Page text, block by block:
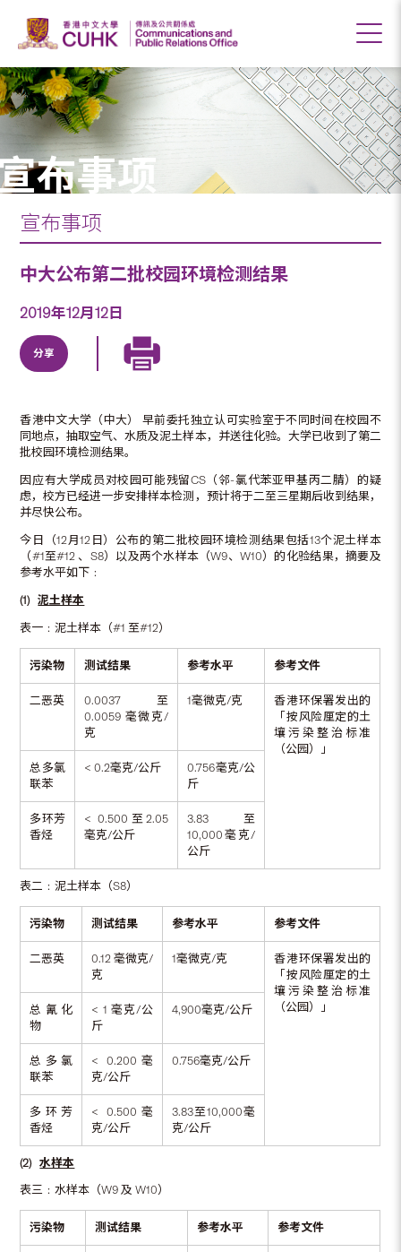
布事项
宣布事项
中大公布第二批校园环境检测结果
2019年12月12日
分享
香港中文大学（中大） 早前委托独立认可实验室于不同时间在校园不
同地点，抽取空气、水质及泥土样本，并送往化验。大学已收到了第二
批校园环境检测结果。
因应有大学成员对校园可能残留CS（邻-氯代苯亚甲基丙二腈）的疑
虑，校方已经进一步安排样本检测，预计将于二至三星期后收到结果，
并尽快公布。
今日（12月12日）公布的第二批校园环境检测结果包括13个泥土样本
（#1至#12 、S8）以及两个水样本（W9、W10）的化验结果，摘要及
参考水平如下﹕
(1)泥土样本
表一﹕泥土样本（#1 至#12）
污染物 测试结果 参考水平 参考文件
二恶英
0.0037至
0.0059 毫微克/
克
1毫微克/克
香港环保署发出的
「按风险厘定的土
壤污染整治标准
（公园）」
总多氯
联苯
< 0.2毫克/公斤
0.756毫克/公
斤
多环芳
香烃
< 0.500至2.05
毫克/公斤
3.83至
10,000毫克/
公斤
表二﹕泥土样本（S8）
污染物 测试结果 参考水平 参考文件
二恶英
0.12 毫微克/
克
1毫微克/克
香港环保署发出的
「按风险厘定的土
壤污染整治标准
（公园）」
总氰化
物
< 1 毫克/公
斤
4,900毫克/公斤
总多氯
联苯
< 0.200毫
克/公斤
0.756毫克/公斤
多环芳
香烃
< 0.500毫
克/公斤
3.83至10,000毫
克/公斤
(2)水样本
表三﹕水样本（W9 及 W10）
污染物 测试结果 参考水平 参考文件